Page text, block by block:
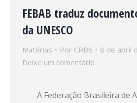
FEBAB traduz
da UNESCO
Matérias Por CRB6
8 de abril
Deixe um comentário
A Federação Brasileira de